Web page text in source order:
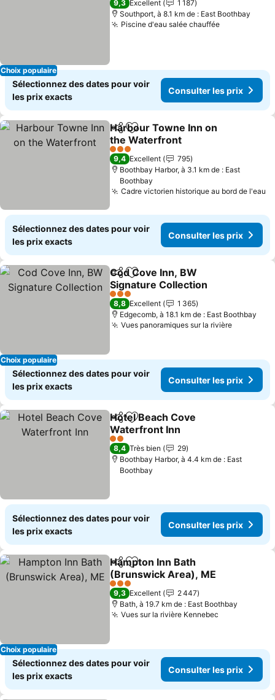
Choix populaire
9,3 Excellent
1 187
Southport, à 8.1 km de : East Boothbay
Piscine d'eau salée chauffée
Sélectionnez des dates pour voir
les prix exacts
Consulter les prix
PartagerAjouter à mes favoris
Harbour Towne Inn on
the Waterfront
3 Étoiles
9,4 Excellent
795
Boothbay Harbor, à 3.1 km de : East
Boothbay
Cadre victorien historique au bord de l'eau
Sélectionnez des dates pour voir
les prix exacts
Consulter les prix
Choix populaire
PartagerAjouter à mes favoris
Cod Cove Inn, BW
Signature Collection
3 Étoiles
8,8 Excellent
1 365
Edgecomb, à 18.1 km de : East Boothbay
Vues panoramiques sur la rivière
Sélectionnez des dates pour voir
les prix exacts
Consulter les prix
PartagerAjouter à mes favoris
Hotel Beach Cove
Waterfront Inn
2 Étoiles
8,4 Très bien
29
Boothbay Harbor, à 4.4 km de : East
Boothbay
Sélectionnez des dates pour voir
les prix exacts
Consulter les prix
Choix populaire
PartagerAjouter à mes favoris
Hampton Inn Bath
(Brunswick Area), ME
3 Étoiles
9,3 Excellent
2 447
Bath, à 19.7 km de : East Boothbay
Vues sur la rivière Kennebec
Sélectionnez des dates pour voir
les prix exacts
Consulter les prix